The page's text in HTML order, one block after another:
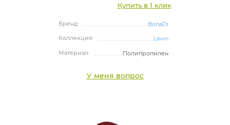
Купить в 1 клик
Бренд:
BonaDi
Коллекция:
Lawn
Материал:
Полипропилен
У меня вопрос